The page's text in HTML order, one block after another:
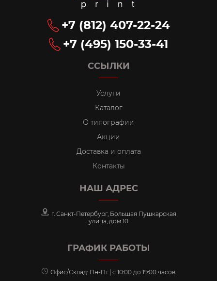
ССЫЛКИ
Услуги
Каталог
О типографии
Акции
Доставка и оплата
Контакты
НАШ АДРЕС
г. Санкт-Петербург, Большая Пушкарская
улица, дом 10
ГРАФИК РАБОТЫ
Офис/Склад: Пн-Пт | с 10:00 до 19:00 часов
+7 (812) 407-22-24
+7 (495) 150-33-41